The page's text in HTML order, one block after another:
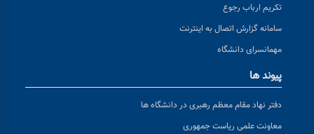
تکریم ارباب رجوع
سامانه گزارش اتصال به اینترنت
مهمانسرای دانشگاه
پیوند ها
دفتر نهاد مقام معظم رهبری در دانشگاه ها
معاونت علمی ریاست جمهوری